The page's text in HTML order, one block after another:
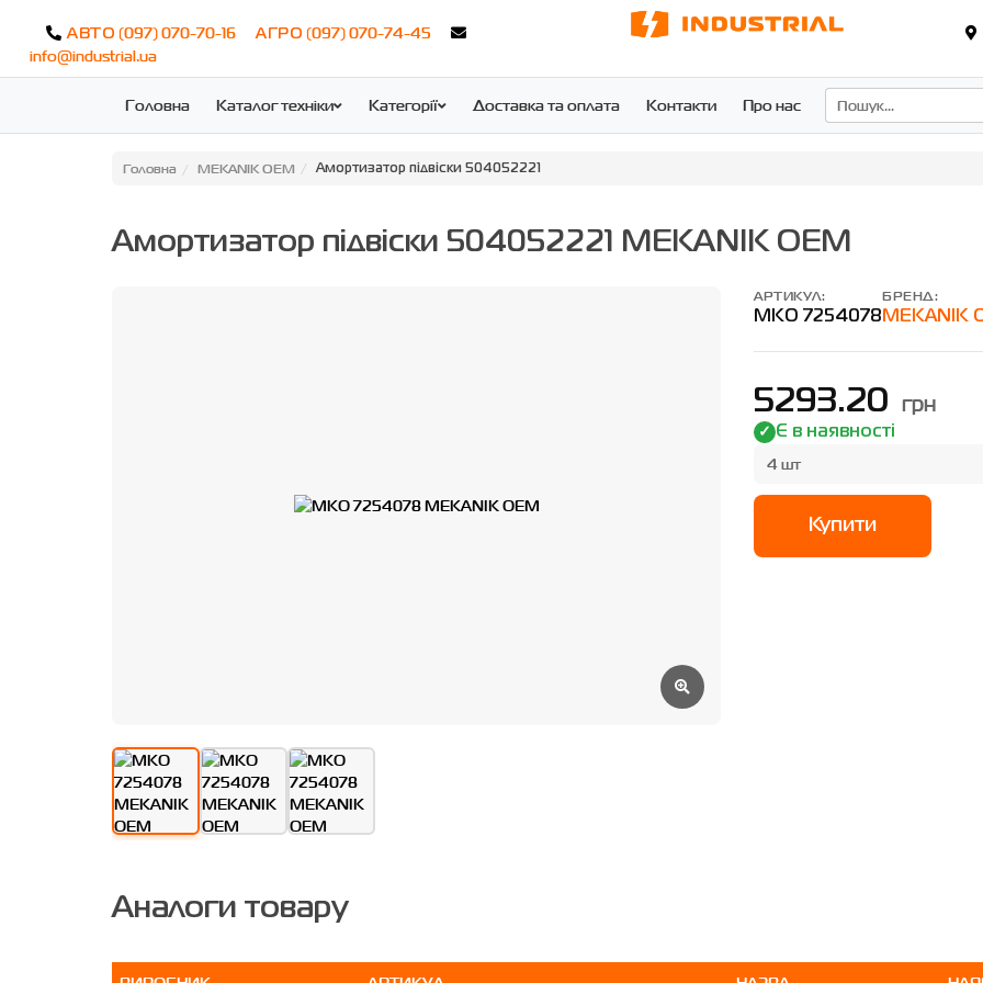
АВТО (097) 070-70-16 АГРО (097) 070-74-45
info@industrial.ua
Головна Каталог техніки Категорії Доставка та оплата Контакти Про нас
Головна MEKANIK OEM Амортизатор підвіски 504052221
Амортизатор підвіски 504052221 MEKANIK OEM
АРТИКУЛ:
MKO 7254078
БРЕНД:
MEKANIK
5293.20 грн
Є в наявності
4 шт
Купити
Аналоги товару